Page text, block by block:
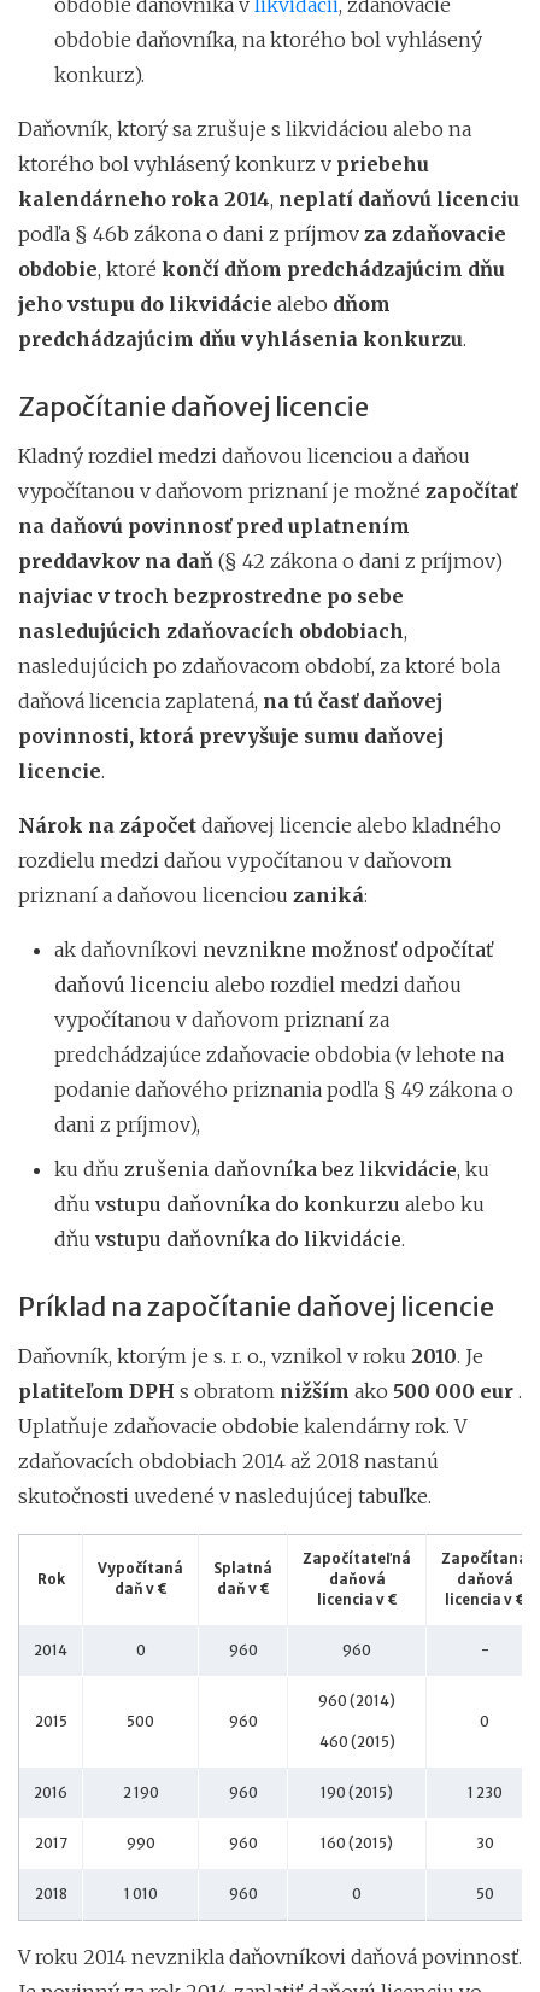
obdobie daňovníka, na ktorého bol vyhlásený
konkurz).
Daňovník, ktorý sa zrušuje s likvidáciou alebo na
ktorého bol vyhlásený konkurz v priebehu
kalendárneho roka 2014, neplatí daňovú licenciu
podľa § 46b zákona o dani z príjmov za zdaňovacie
obdobie, ktoré končí dňom predchádzajúcim dňu
jeho vstupu do likvidácie alebo dňom
predchádzajúcim dňu vyhlásenia konkurzu.
Započítanie daňovej licencie
Kladný rozdiel medzi daňovou licenciou a daňou
vypočítanou v daňovom priznaní je možné započítať
na daňovú povinnosť pred uplatnením
preddavkov na daň (§ 42 zákona o dani z príjmov)
najviac v troch bezprostredne po sebe
nasledujúcich zdaňovacích obdobiach,
nasledujúcich po zdaňovacom období, za ktoré bola
daňová licencia zaplatená, na tú časť daňovej
povinnosti, ktorá prevyšuje sumu daňovej
licencie.
Nárok na zápočet daňovej licencie alebo kladného
rozdielu medzi daňou vypočítanou v daňovom
priznaní a daňovou licenciou zaniká:
ak daňovníkovi nevznikne možnosť odpočítať
daňovú licenciu alebo rozdiel medzi daňou
vypočítanou v daňovom priznaní za
predchádzajúce zdaňovacie obdobia (v lehote na
podanie daňového priznania podľa § 49 zákona o
dani z príjmov),
ku dňu zrušenia daňovníka bez likvidácie, ku
dňu vstupu daňovníka do konkurzu alebo ku
dňu vstupu daňovníka do likvidácie.
Príklad na započítanie daňovej licencie
Daňovník, ktorým je s. r. o., vznikol v roku 2010. Je
platiteľom DPH s obratom nižším ako 500 000 eur .
Uplatňuje zdaňovacie obdobie kalendárny rok. V
zdaňovacích obdobiach 2014 až 2018 nastanú
skutočnosti uvedené v nasledujúcej tabuľke.
Rok
Vypočítaná
daň v €
Splatná
daň v €
Započítateľná
daňová
licencia v €
Započítaná
daňová
licencia v €
2014 0 960 960 -
2015 500 960
960 (2014)
460 (2015)
0
2016 2 190 960 190 (2015) 1 230
2017 990 960 160 (2015) 30
2018 1 010 960 0 50
V roku 2014 nevznikla daňovníkovi daňová povinnosť.